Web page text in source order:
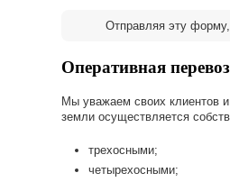
Отправляя эту
Оперативная
Мы уважаем своих клиентов
земли осуществляется
трехосными;
четырехосными;